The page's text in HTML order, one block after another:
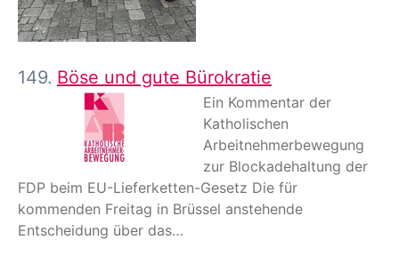
149. Böse und gute Bürokratie
Ein Kommentar der
Katholischen
Arbeitnehmerbewegung
zur Blockadehaltung der
FDP beim EU-Lieferketten-Gesetz Die für
kommenden Freitag in Brüssel anstehende
Entscheidung über das…